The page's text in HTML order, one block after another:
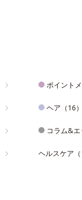
ポイント
ヘア（16）
コラム&エ
ヘルスケア（